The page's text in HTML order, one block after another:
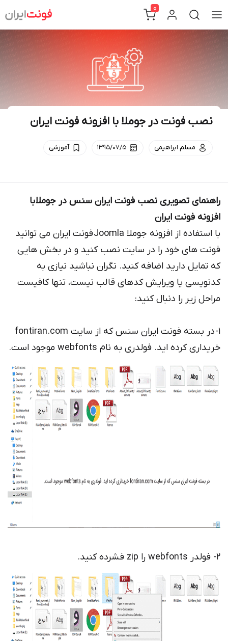
to
content
0
نصب فونت در جوملا با افزونه فونت ایران
مسلم ابراهیمی ۱۳۹۵/۰۷/۵ آموزشی
راهنمای تصویری نصب فونت ایران سنس در جوملا با
افزونه فونت ایران
با استفاده از افزونه جوملا Joomla فونت ایران می توانید
فونت های خود را در سایت نصب کنید و در بخش هایی
که تمایل دارید اضافه کنید. نگران نباشید نیازی به
کدنویسی یا ویرایش کدهای قالب نیست، تنها کافیست
مراحل زیر را دنبال کنید:
1- در بسته فونت ایران سنس که از سایت fontiran.com
خریداری کرده اید. فولدری به نام webfonts موجود است.
2- فولدر webfonts را zip فشرده کنید.